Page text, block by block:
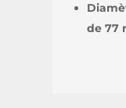
de 77